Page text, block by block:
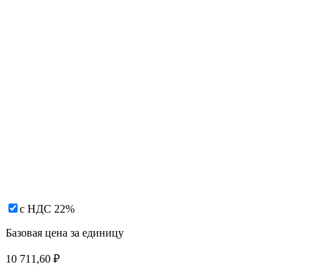
с НДС 22%
Базовая цена за единицу
10 711,60 ₽